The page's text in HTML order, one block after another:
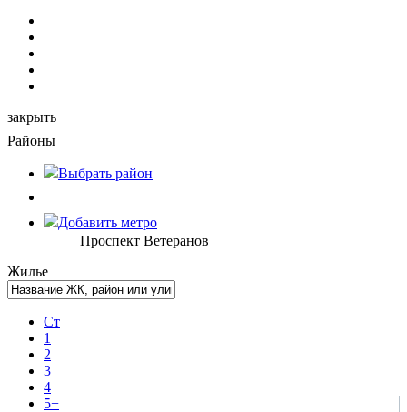
закрыть
Районы
Выбрать район
Добавить метро
Проспект Ветеранов
Жилье
Ст
1
2
3
4
5+